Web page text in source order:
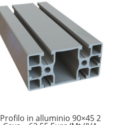
Profilo in alluminio 90×45 2